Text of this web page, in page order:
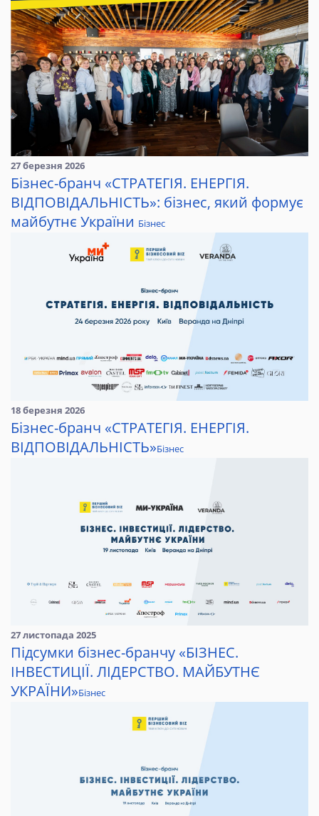
27 березня 2026
Бізнес-бранч «СТРАТЕГІЯ. ЕНЕРГІЯ.
ВІДПОВІДАЛЬНІСТЬ»: бізнес, який формує
майбутнє України Бізнес
18 березня 2026
Бізнес-бранч «СТРАТЕГІЯ. ЕНЕРГІЯ.
ВІДПОВІДАЛЬНІСТЬ»Бізнес
27 листопада 2025
Підсумки бізнес-бранчу «БІЗНЕС.
ІНВЕСТИЦІЇ. ЛІДЕРСТВО. МАЙБУТНЄ
УКРАЇНИ»Бізнес